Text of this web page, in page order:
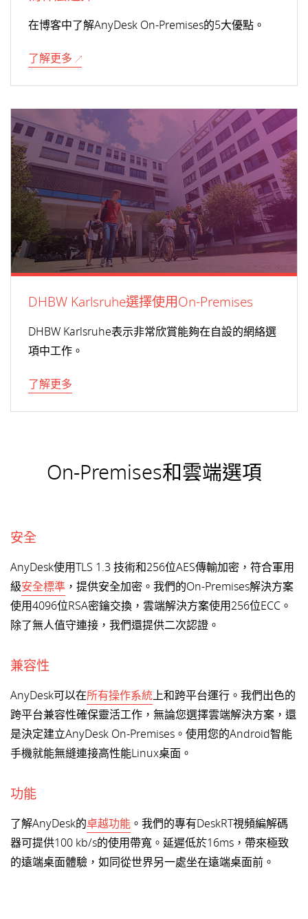
在博客中了解AnyDesk On-Premises的5大優點。
了解更多
DHBW Karlsruhe選擇使用On-Premises
DHBW Karlsruhe表示非常欣賞能夠在自設的網絡選
項中工作。
了解更多
On-Premises和雲端選項
安全
AnyDesk使用TLS 1.3 技術和256位AES傳輸加密，符合軍用
級安全標準 ，提供安全加密。我們的On-Premises解決方案
使用4096位RSA密鑰交換，雲端解決方案使用256位ECC。
除了無人值守連接，我們還提供二次認證。
兼容性
AnyDesk可以在所有操作系統上和跨平台運行。我們出色的
跨平台兼容性確保靈活工作，無論您選擇雲端解決方案，還
是決定建立AnyDesk On-Premises。使用您的Android智能
手機就能無縫連接高性能Linux桌面。
功能
了解AnyDesk的卓越功能 。我們的專有DeskRT視頻編解碼
器可提供100 kb/s的使用帶寬。延遲低於16ms，帶來極致
的遠端桌面體驗，如同從世界另一處坐在遠端桌面前。